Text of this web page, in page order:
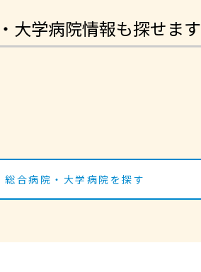
大学病院情報も探せます
合病院・大学病院を探す